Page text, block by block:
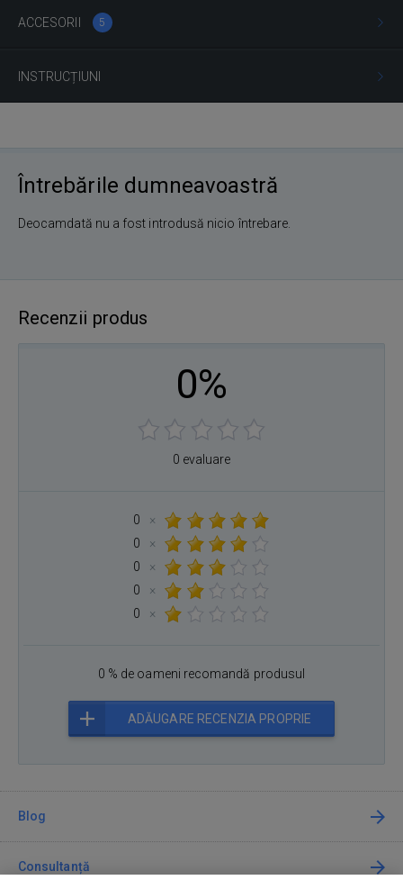
ACCESORII 5
INSTRUCȚIUNI
Întrebările dumneavoastră
Deocamdată nu a fost introdusă nicio întrebare.
Recenzii produs
0%
0 evaluare
0
×
0
×
0
×
0
×
0
×
0 % de oameni recomandă produsul
ADĂUGARE RECENZIA PROPRIE
Blog
Consultanță